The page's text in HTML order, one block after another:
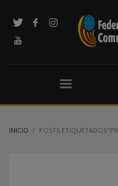
INICIO POSTS